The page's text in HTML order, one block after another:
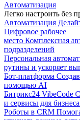
Автоматизация
Легко настроить без
Автоматизация
Цифровое рабочее
место Комплексная
подразделений
Персональная
рутины и ускоряет
Бот-платформа
помощью AI
Битрикс24 VibeCode
и сервисы для
Роботы в CRM